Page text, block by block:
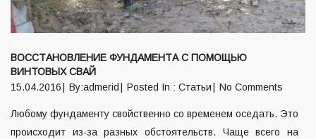
ВОССТАНОВЛЕНИЕ ФУНДАМЕНТА С ПОМОЩЬЮ
ВИНТОВЫХ СВАЙ
15.04.2016
By:admerid Posted In : Статьи No Comments
Любому фундаменту свойственно со временем оседать. Это
происходит из-за разных обстоятельств. Чаще всего на